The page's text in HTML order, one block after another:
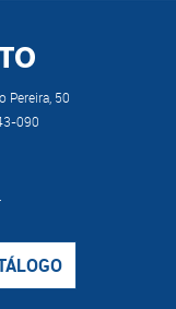
Pereira, 50
090